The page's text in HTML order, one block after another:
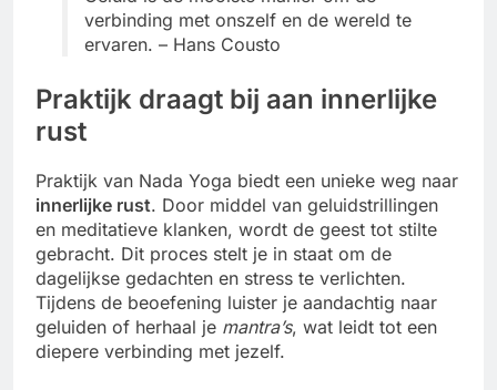
verbinding met onszelf en de wereld te
ervaren. – Hans Cousto
Praktijk draagt bij aan innerlijke
rust
Praktijk van Nada Yoga biedt een unieke weg naar
innerlijke rust. Door middel van geluidstrillingen
en meditatieve klanken, wordt de geest tot stilte
gebracht. Dit proces stelt je in staat om de
dagelijkse gedachten en stress te verlichten.
Tijdens de beoefening luister je aandachtig naar
geluiden of herhaal je mantra’s, wat leidt tot een
diepere verbinding met jezelf.